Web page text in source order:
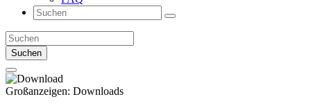
Suchen
Großanzeigen: Downloads